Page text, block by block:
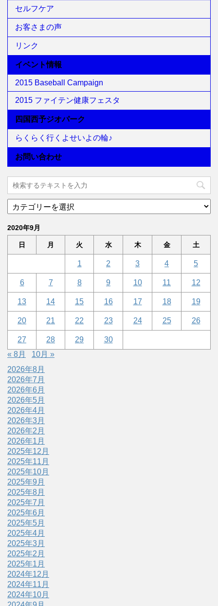
セルフケア
お客さまの声
リンク
イベント情報
2015 Baseball Campaign
2015 ファイテン健康フェスタ
四国西予ジオパーク
らくらく行くよせいよの輪♪
お問い合わせ
2020年9月
日 月 火 水 木 金 土
1 2 3 4 5
6 7 8 9 10 11 12
13 14 15 16 17 18 19
20 21 22 23 24 25 26
27 28 29
30
« 8月
10月 »
2026年8月
2026年7月
2026年6月
2026年5月
2026年4月
2026年3月
2026年2月
2026年1月
2025年12月
2025年11月
2025年10月
2025年9月
2025年8月
2025年7月
2025年6月
2025年5月
2025年4月
2025年3月
2025年2月
2025年1月
2024年12月
2024年11月
2024年10月